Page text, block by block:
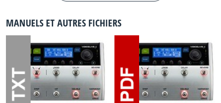
Wah Wah
Recreations of classic wah and new filter-based pedal
effects
Tremolo
MANUELS ET AUTRES FICHIERS